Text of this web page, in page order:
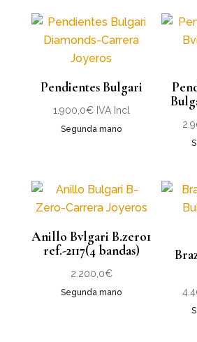
Pendientes Bulgari
1.900,0€ IVA Incl
Segunda mano
Anillo Bvlgari B.zero1
ref.-2117(4 bandas)
2.200,0€
Segunda mano